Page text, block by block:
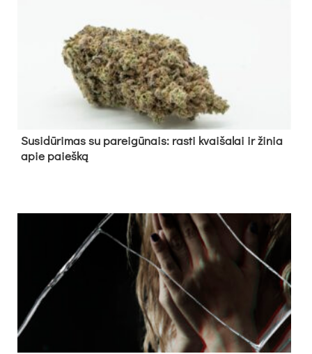
Su­si­dū­ri­mas su pa­rei­gū­nais: ras­ti kvai­ša­lai ir ži­nia
apie paieš­ką